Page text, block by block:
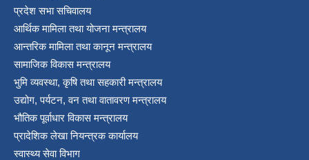
प्रदेश सभा सचिवालय
आर्थिक मामिला तथा योजना मन्त्रालय
आन्तरिक मामिला तथा कानून मन्त्रालय
सामाजिक विकास मन्त्रालय
भुमि व्यवस्था, कृषि तथा सहकारी मन्त्रालय
उद्योग, पर्यटन, वन तथा वातावरण मन्त्रालय
भौतिक पूर्वाधार विकास मन्त्रालय
प्रादेशिक लेखा नियन्त्रक कार्यालय
स्वास्थ्य सेवा विभाग